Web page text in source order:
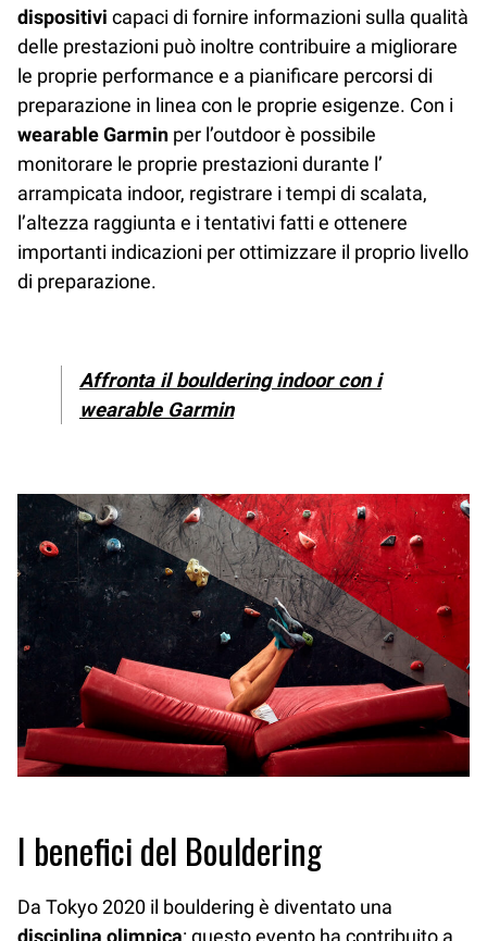
dispositivi capaci di fornire informazioni sulla qualità
delle prestazioni può inoltre contribuire a migliorare
le proprie performance e a pianificare percorsi di
preparazione in linea con le proprie esigenze. Con i
wearable Garmin per l’outdoor è possibile
monitorare le proprie prestazioni durante l’
arrampicata indoor, registrare i tempi di scalata,
l’altezza raggiunta e i tentativi fatti e ottenere
importanti indicazioni per ottimizzare il proprio livello
di preparazione.
Affronta il bouldering indoor con i
wearable Garmin
I benefici del Bouldering
Da Tokyo 2020 il bouldering è diventato una
disciplina olimpica: questo evento ha contribuito a